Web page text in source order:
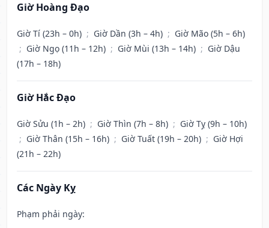
Giờ Hoàng Đạo
Giờ Tí (23h – 0h) ; Giờ Dần (3h – 4h) ; Giờ Mão (5h – 6h)
; Giờ Ngọ (11h – 12h) ; Giờ Mùi (13h – 14h) ; Giờ Dậu
(17h – 18h)
Giờ Hắc Đạo
Giờ Sửu (1h – 2h) ; Giờ Thìn (7h – 8h) ; Giờ Tỵ (9h – 10h)
; Giờ Thân (15h – 16h) ; Giờ Tuất (19h – 20h) ; Giờ Hợi
(21h – 22h)
Các Ngày Kỵ
Phạm phải ngày: